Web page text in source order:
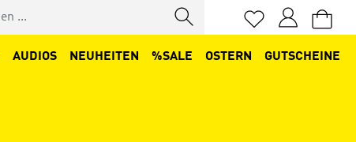
AUDIOS NEUHEITEN %SALE OSTERN GUTSCHEINE